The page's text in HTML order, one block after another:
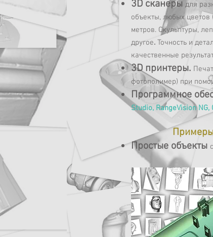
3D сканеры для
объекты, любых цветов
метров. Скульптуры,
другое. Точность и
3D принтеры.
фотополимер) при
Программное
Studio, RangeVision
Примеры
Простые объекты